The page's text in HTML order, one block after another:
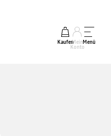
KaufenMein
Konto
Menü